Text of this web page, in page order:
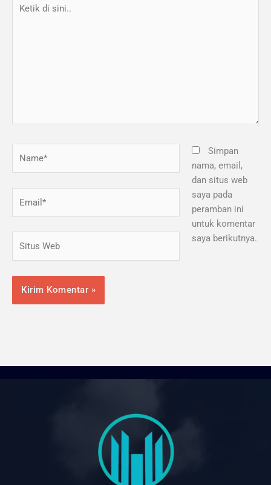
Web
Simpan
nama, email,
dan situs web
saya pada
peramban ini
untuk komentar
saya berikutnya.